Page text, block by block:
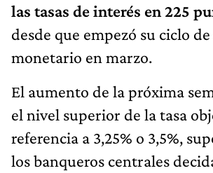
las tasas de interés en 225
desde que empezó su ciclo
monetario en marzo.
El aumento de la próxima
el nivel superior de la tasa
referencia a 3,25% o 3,5%,
los banqueros centrales